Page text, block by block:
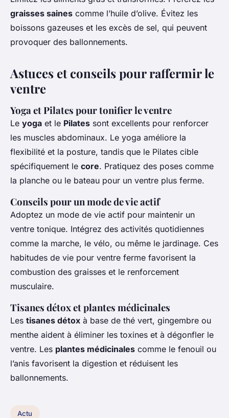
graisses saines comme l’huile d’olive. Évitez les
boissons gazeuses et les excès de sel, qui peuvent
provoquer des ballonnements.
Astuces et conseils pour raffermir le
ventre
Yoga et Pilates pour tonifier le ventre
Le yoga et le Pilates sont excellents pour renforcer
les muscles abdominaux. Le yoga améliore la
flexibilité et la posture, tandis que le Pilates cible
spécifiquement le core. Pratiquez des poses comme
la planche ou le bateau pour un ventre plus ferme.
Conseils pour un mode de vie actif
Adoptez un mode de vie actif pour maintenir un
ventre tonique. Intégrez des activités quotidiennes
comme la marche, le vélo, ou même le jardinage. Ces
habitudes de vie pour ventre ferme favorisent la
combustion des graisses et le renforcement
musculaire.
Tisanes détox et plantes médicinales
Les tisanes détox à base de thé vert, gingembre ou
menthe aident à éliminer les toxines et à dégonfler le
ventre. Les plantes médicinales comme le fenouil ou
l’anis favorisent la digestion et réduisent les
ballonnements.
Actu